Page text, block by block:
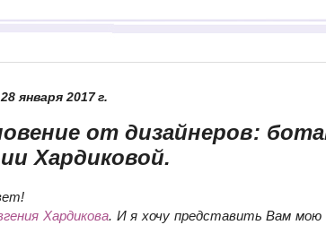
января 2017 г.
от дизайнеров:
Хардиковой.
Хардикова. И я хочу представить Вам мою